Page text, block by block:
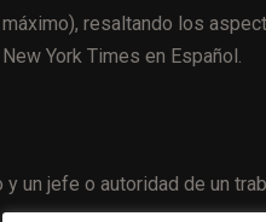
resaltando los
York Times en Español.
un jefe o autoridad de un